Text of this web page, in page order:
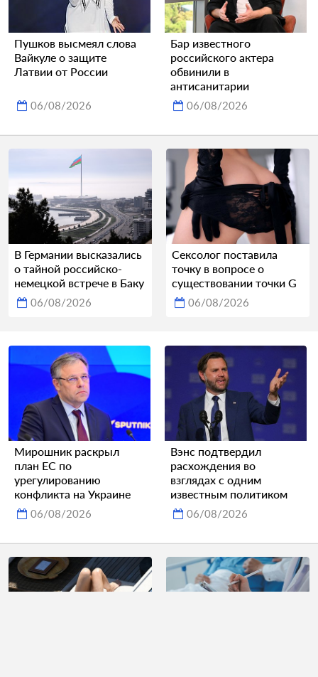
Пушков высмеял слова
Вайкуле о защите
Латвии от России
06/08/2026
Бар известного
российского актера
обвинили в
антисанитарии
06/08/2026
В Германии высказались
о тайной российско-
немецкой встрече в Баку
06/08/2026
Сексолог поставила
точку в вопросе о
существовании точки G
06/08/2026
Мирошник раскрыл
план ЕС по
урегулированию
конфликта на Украине
06/08/2026
Вэнс подтвердил
расхождения во
взглядах с одним
известным политиком
06/08/2026